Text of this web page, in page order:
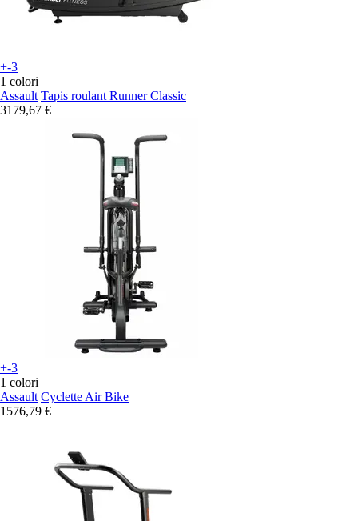
+-3
1 colori
Assault Tapis roulant Runner Classic
3179,67 €
+-3
1 colori
Assault Cyclette Air Bike
1576,79 €